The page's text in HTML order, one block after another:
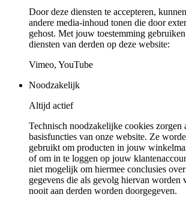
Door deze diensten te accepteren,
andere media-inhoud tonen die door
gehost. Met jouw toestemming
diensten van derden op deze website:
Vimeo, YouTube
Noodzakelijk
Altijd actief
Technisch noodzakelijke cookies zorgen
basisfuncties van onze website. Ze
gebruikt om producten in jouw
of om in te loggen op jouw
niet mogelijk om hiermee conclusies
gegevens die als gevolg hiervan worden
nooit aan derden worden doorgegeven.